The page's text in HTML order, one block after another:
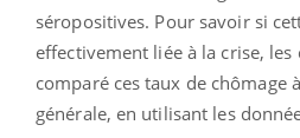
séropositives. Pour savoir si
effectivement liée à la crise,
comparé ces taux de chômage
générale, en utilisant les